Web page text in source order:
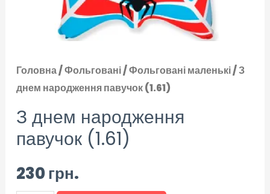
Головна/Фольговані/Фольговані маленькі/ З
днем народження павучок (1.61)
З днем народження
павучок (1.61)
230грн.